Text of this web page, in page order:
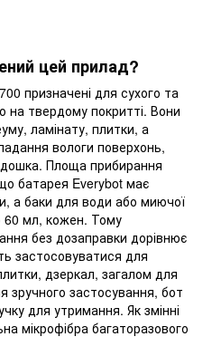
цей прилад?
призначені для сухого та
на твердому покритті. Вони
ламінату, плитки, а
вологи поверхонь,
Площа прибирання
батарея Everybot має
а баки для води або миючої
60 мл, кожен. Тому
без дозаправки дорівнює
застосовуватися для
дзеркал, загалом для
зручного застосування, бот
для утримання. Як змінні
мікрофібра багаторазового